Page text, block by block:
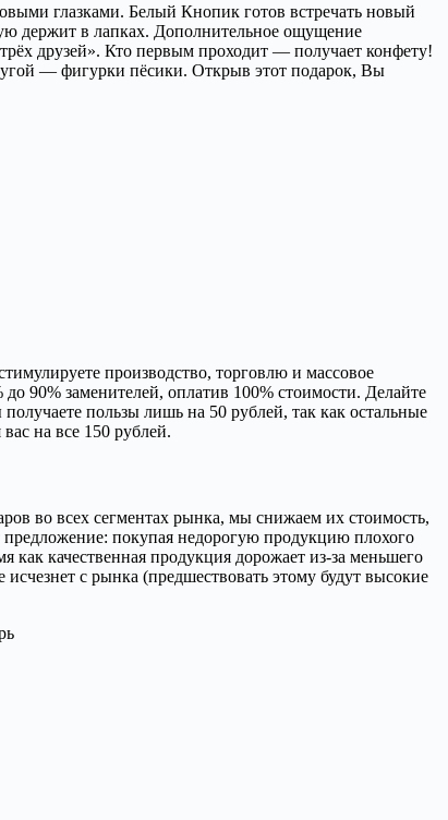
глазками. Белый Кнопик готов встречать новый
держит в лапках. Дополнительное ощущение
друзей». Кто первым проходит — получает конфету!
— фигурки пёсики. Открыв этот подарок, Вы
производство, торговлю и массовое
90% заменителей, оплатив 100% стоимости. Делайте
пользы лишь на 50 рублей, так как остальные
на все 150 рублей.
во всех сегментах рынка, мы снижаем их стоимость,
предложение: покупая недорогую продукцию плохого
качественная продукция дорожает из-за меньшего
с рынка (предшествовать этому будут высокие